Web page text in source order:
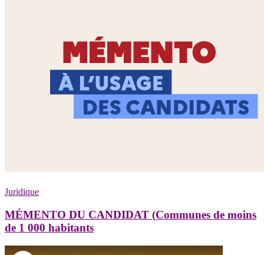
Juridique
MÉMENTO DU CANDIDAT (Communes de moins
de 1 000 habitants